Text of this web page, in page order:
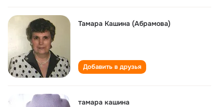
Тамара Кашина (Абрамова)
Добавить в друзья
тамара кашина